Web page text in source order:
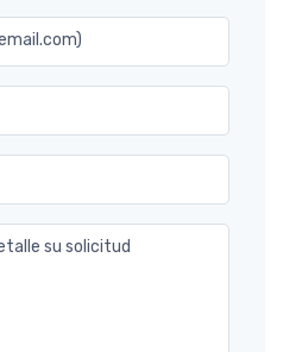
su solicitud